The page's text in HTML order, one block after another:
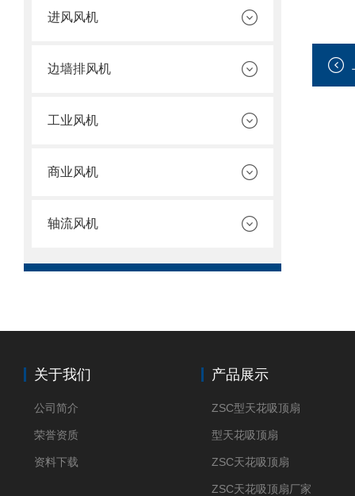
进风风机
边墙排风机
工业风机
商业风机
轴流风机
关于我们
公司简介
荣誉资质
资料下载
产品展示
ZSC型天花吸顶扇
型天花吸顶扇
ZSC天花吸顶扇
ZSC天花吸顶扇厂家